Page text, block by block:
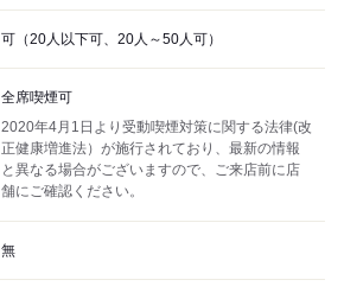
可（20人以下可、20人～50人可）
全席喫煙可
2020年4月1日より受動喫煙対策に関する法律(改
正健康増進法）が施行されており、最新の情報
と異なる場合がございますので、ご来店前に店
舗にご確認ください。
無